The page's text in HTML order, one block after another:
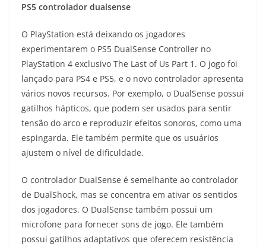
PS5 controlador dualsense
O PlayStation está deixando os jogadores
experimentarem o PS5 DualSense Controller no
PlayStation 4 exclusivo The Last of Us Part 1. O jogo foi
lançado para PS4 e PS5, e o novo controlador apresenta
vários novos recursos. Por exemplo, o DualSense possui
gatilhos hápticos, que podem ser usados para sentir
tensão do arco e reproduzir efeitos sonoros, como uma
espingarda. Ele também permite que os usuários
ajustem o nível de dificuldade.
O controlador DualSense é semelhante ao controlador
de DualShock, mas se concentra em ativar os sentidos
dos jogadores. O DualSense também possui um
microfone para fornecer sons de jogo. Ele também
possui gatilhos adaptativos que oferecem resistência